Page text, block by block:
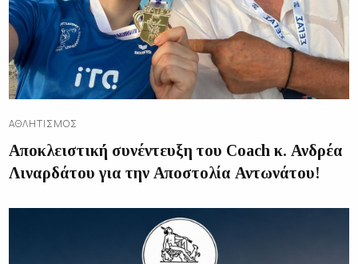
ΑΘΛΗΤΙΣΜΌΣ
Αποκλειστική συνέντευξη του Coach κ. Ανδρέα
Λιναρδάτου για την Αποστολία Αντωνάτου!